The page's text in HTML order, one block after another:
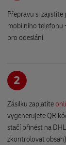
Hračky PERLA
Náměstí Republiky 15
289 03 Městec
Pražská 1419
393 01 Pelhřimov
DHL Express
Březhradská 199/2a
503 32 Hradec
Přepravu si
mobilního telefonu
pro odeslání.
2
Zásilku zaplatíte
vygenerujete QR
stačí přinést na
zkontrolovat